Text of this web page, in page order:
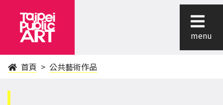
menu
首頁 公共藝術作品